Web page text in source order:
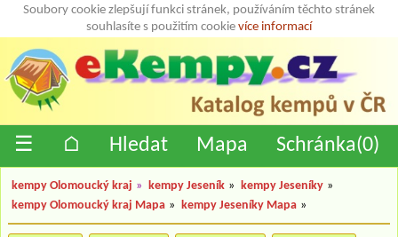
Soubory cookie zlepšují funkci stránek, používáním těchto stránek
souhlasíte s použitím cookie více informací
☰ ⌂ Hledat Mapa Schránka(0)
kempy Olomoucký kraj » kempy Jeseník » kempy Jeseníky »
kempy Olomoucký kraj Mapa » kempy Jeseníky Mapa »